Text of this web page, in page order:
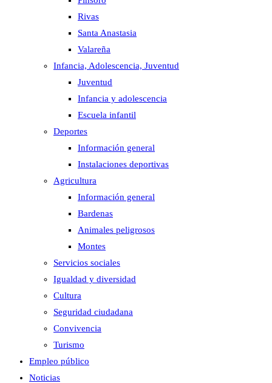
Rivas
Santa Anastasia
Valareña
Infancia, Adolescencia, Juventud
Juventud
Infancia y adolescencia
Escuela infantil
Deportes
Información general
Instalaciones deportivas
Agricultura
Información general
Bardenas
Animales peligrosos
Montes
Servicios sociales
Igualdad y diversidad
Cultura
Seguridad ciudadana
Convivencia
Turismo
Empleo público
Noticias